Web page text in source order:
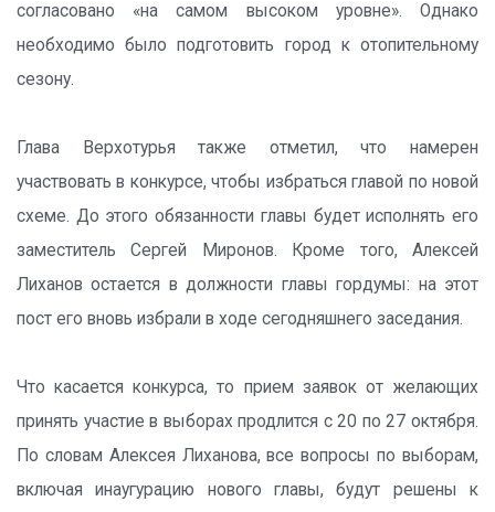
согласовано «на самом высоком уровне». Однако
необходимо было подготовить город к отопительному
сезону.
Глава Верхотурья также отметил, что намерен
участвовать в конкурсе, чтобы избраться главой по новой
схеме. До этого обязанности главы будет исполнять его
заместитель Сергей Миронов. Кроме того, Алексей
Лиханов остается в должности главы гордумы: на этот
пост его вновь избрали в ходе сегодняшнего заседания.
Что касается конкурса, то прием заявок от желающих
принять участие в выборах продлится с 20 по 27 октября.
По словам Алексея Лиханова, все вопросы по выборам,
включая инаугурацию нового главы, будут решены к